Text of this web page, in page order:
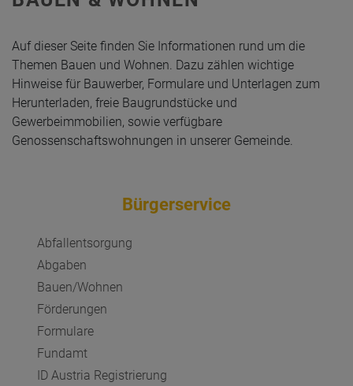
Auf dieser Seite finden Sie Informationen rund um die
Themen Bauen und Wohnen. Dazu zählen wichtige
Hinweise für Bauwerber, Formulare und Unterlagen zum
Herunterladen, freie Baugrundstücke und
Gewerbeimmobilien, sowie verfügbare
Genossenschaftswohnungen in unserer Gemeinde.
Bürgerservice
Abfallentsorgung
Abgaben
Bauen/Wohnen
Förderungen
Formulare
Fundamt
ID Austria Registrierung